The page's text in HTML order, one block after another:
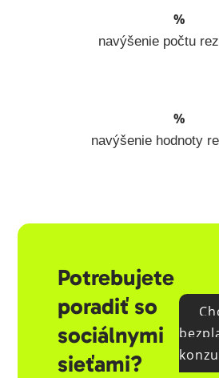
%
navýšenie počtu
%
navýšenie hodnoty
Potrebujete
poradiť so
sociálnymi
sieťami?